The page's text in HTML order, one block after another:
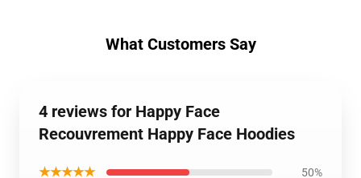
What Customers Say
4 reviews for Happy Face
Recouvrement Happy Face Hoodies
★★★★★ 50%